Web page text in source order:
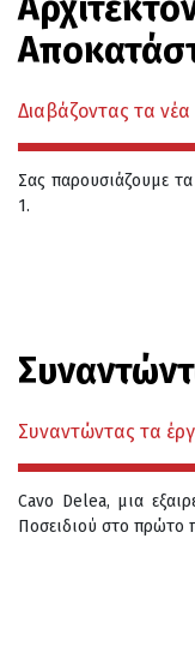
Διαβάζοντας τα
Σας παρουσιάζουμε
1.
Συναντώντας τα
Cavo Delea, μια
Ποσειδιού στο πρώτο